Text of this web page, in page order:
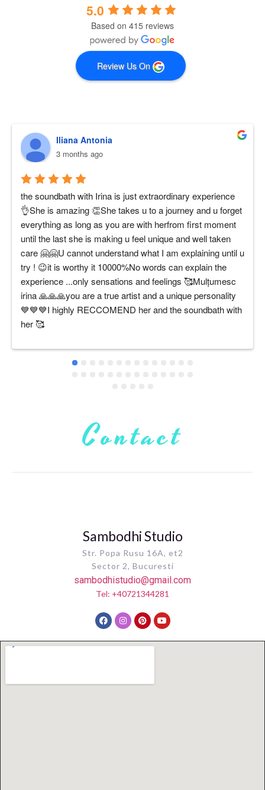
5.0
Based on 415 reviews
Review Us On
Iliana Antonia
3 months ago
the soundbath with Irina is just extraordinary experience
👌She is amazing 👏She takes u to a journey and u forget
everything as long as you are with herfrom first moment
until the last she is making u feel unique and well taken
care 🤗🤗U cannot understand what I am explaining until u
try ! 😉it is worthy it 10000%No words can explain the
experience ...only sensations and feelings 🥰Mulțumesc
irina 🙏🙏🙏you are a true artist and a unique personality
💙💙💙I highly RECCOMEND her and the soundbath with
her 🥰
Contact
Sambodhi Studio
Str. Popa Rusu 16A, et2
Sector 2, Bucuresti
sambodhistudio@gmail.com
Tel: +40721344281